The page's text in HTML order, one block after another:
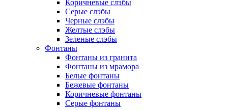
Коричневые слэбы
Серые слэбы
Черные слэбы
Желтые слэбы
Зеленые слэбы
Фонтаны
Фонтаны из гранита
Фонтаны из мрамора
Белые фонтаны
Бежевые фонтаны
Коричневые фонтаны
Серые фонтаны